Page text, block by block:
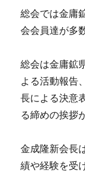
総会では金庸
会会員達が多
総会は金庸鉱
よる活動報告
長による決意
る締めの挨拶
金成隆新会長
績や経験を受